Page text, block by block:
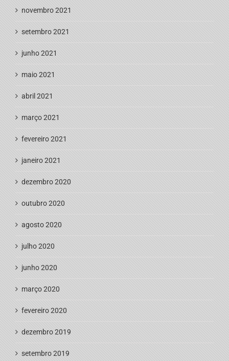
novembro 2021
setembro 2021
junho 2021
maio 2021
abril 2021
março 2021
fevereiro 2021
janeiro 2021
dezembro 2020
outubro 2020
agosto 2020
julho 2020
junho 2020
março 2020
fevereiro 2020
dezembro 2019
setembro 2019